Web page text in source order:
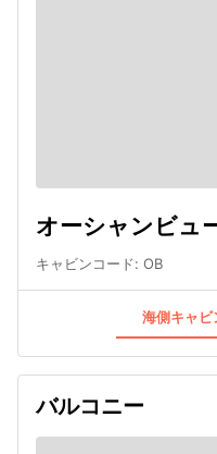
オーシャンビュ
キャビンコード: OB
海側キャ
バルコニー